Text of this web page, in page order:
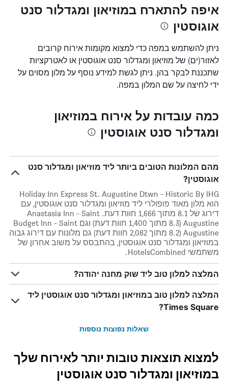
איפה להתארח במוזיאון ומגדלור סנט
אוגוסטין
ניתן להשתמש במפה כדי למצוא מקומות אירוח קרובים
לאזור(ים) של מוזיאון ומגדלור סנט אוגוסטין או לאטרקציות
שתכננת לבקר בהן. ניתן לגשת למידע נוסף על מלון מסוים על
ידי לחיצה על שם המלון במפה.
כמה עובדות על אירוח במוזיאון
ומגדלור סנט אוגוסטין
מהם המלונות הטובים ביותר ליד מוזיאון ומגדלור סנט
אוגוסטין?
Holiday Inn Express St. Augustine Dtwn - Historic By IHG
הוא מלון מאוד פופולרי ליד מוזיאון ומגדלור סנט אוגוסטין, עם
דירוג של 8.1 מתוך 1,666 חוות דעת. Anastasia Inn - Saint
Augustine (8.3 מתוך 1,400 חוות דעת) וגם Budget Inn - Saint
Augustine (8.2 מתוך 2,082 חוות דעת) גם מלונות עם דירוג גבוה
במוזיאון ומגדלור סנט אוגוסטין, בהתבסס על משוב אחרון של
משתמשי HotelsCombined.
המלצה למלון טוב ליד שוק מחנה יהודה?
המלצה למלון טוב במוזיאון ומגדלור סנט אוגוסטין ליד
Times Square?
שאלות נפוצות נוספות
למצוא תוצאות טובות יותר לאירוח שלך
במוזיאון ומגדלור סנט אוגוסטין